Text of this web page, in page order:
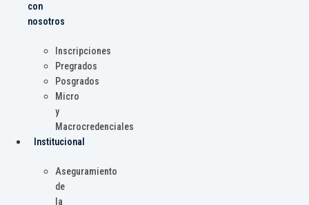
con
nosotros
Inscripciones
Pregrados
Posgrados
Micro
y
Macrocredenciales
Institucional
Aseguramiento
de
la